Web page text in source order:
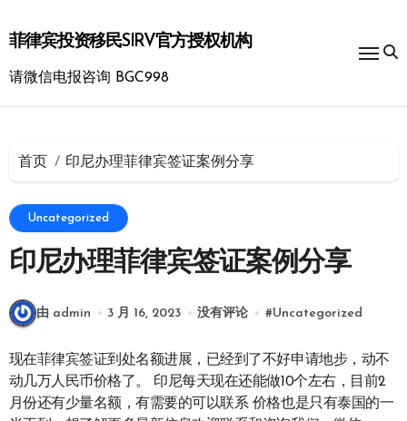
到
内
菲律宾投资移民SIRV官方授权机构
请微信电报咨询 BGC998
首页 印尼办理菲律宾签证案例分享
Uncategorized
印尼办理菲律宾签证案例分享
由 admin 3 月 16, 2023 没有评论 #Uncategorized
现在菲律宾签证到处名额进展，已经到了不好申请地步，动不
动几万人民币价格了。 印尼每天现在还能做10个左右，目前2
月份还有少量名额，有需要的可以联系 价格也是只有泰国的一